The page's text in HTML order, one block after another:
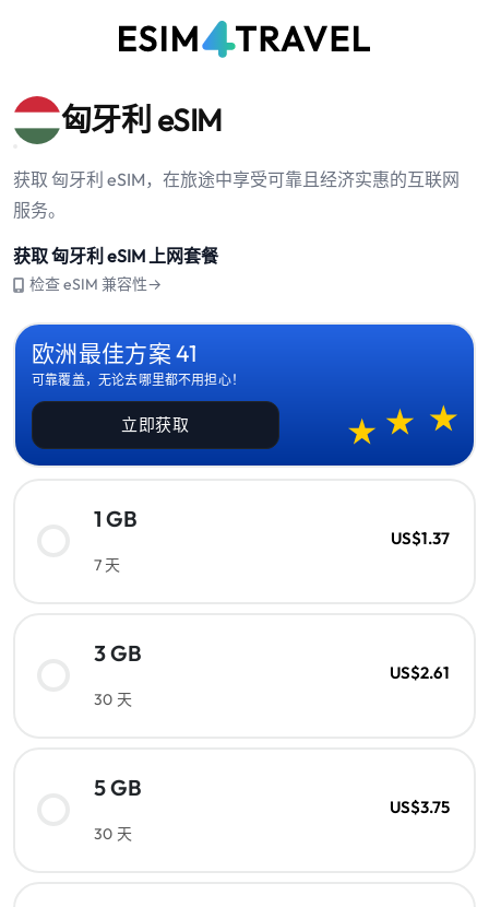
匈牙利 eSIM
获取 匈牙利 eSIM，在旅途中享受可靠且经济实惠的互联网
服务。
获取 匈牙利 eSIM 上网套餐
检查 eSIM 兼容性→
欧洲最佳方案 41
可靠覆盖，无论去哪里都不用担心！
立即获取
1 GB
7 天
US$1.37
3 GB
30 天
US$2.61
5 GB
30 天
US$3.75